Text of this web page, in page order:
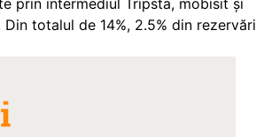
prin intermediul Tripsta, mobisit și
totalul de 14%, 2.5% din rezervări